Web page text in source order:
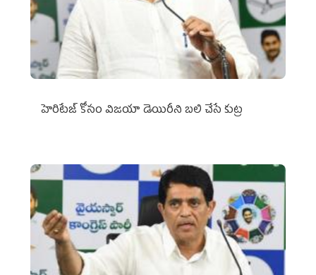
హెరిటేజ్ కోసం విజయా డెయిరీని బలి చేసే కుట్ర‌